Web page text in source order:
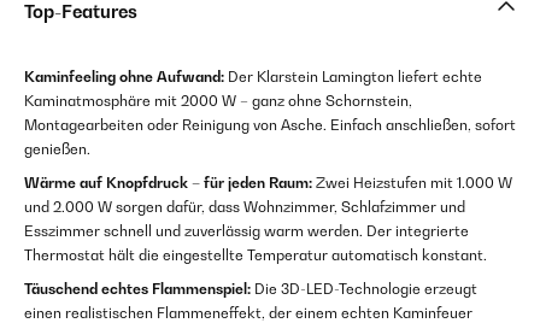
Top-Features
Kaminfeeling ohne Aufwand: Der Klarstein Lamington liefert echte
Kaminatmosphäre mit 2000 W – ganz ohne Schornstein,
Montagearbeiten oder Reinigung von Asche. Einfach anschließen, sofort
genießen.
Wärme auf Knopfdruck – für jeden Raum: Zwei Heizstufen mit 1.000 W
und 2.000 W sorgen dafür, dass Wohnzimmer, Schlafzimmer und
Esszimmer schnell und zuverlässig warm werden. Der integrierte
Thermostat hält die eingestellte Temperatur automatisch konstant.
Täuschend echtes Flammenspiel: Die 3D-LED-Technologie erzeugt
einen realistischen Flammeneffekt, der einem echten Kaminfeuer